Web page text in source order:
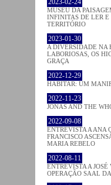
MUSEU DA
INFINITAS DE LER E
TERRITÓRIO
2023-01-30
A DIVERSIDADE NA
LABORIOSAS, OS
GRAÇA
2022-12-29
HABITAR: UM
2022-11-23
JONAS AND THE
2022-09-08
ENTREVISTA A ANA
FRANCISCO
MARIA REBELO
2022-08-11
ENTREVISTA A
OPERAÇÃO SAAL